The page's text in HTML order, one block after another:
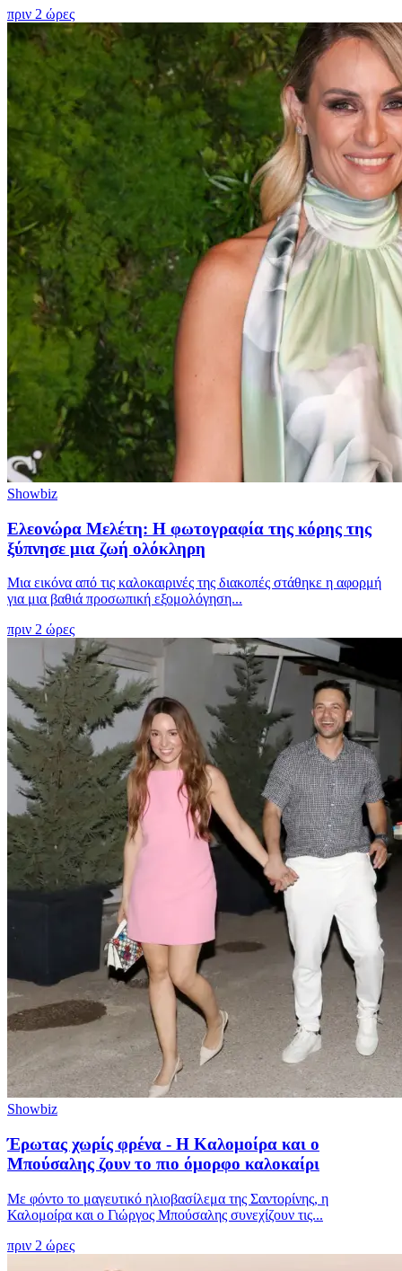
πριν 2 ώρες
Showbiz
Ελεονώρα Μελέτη: Η φωτογραφία της κόρης της
ξύπνησε μια ζωή ολόκληρη
Μια εικόνα από τις καλοκαιρινές της διακοπές στάθηκε η αφορμή
για μια βαθιά προσωπική εξομολόγηση...
πριν 2 ώρες
Showbiz
Έρωτας χωρίς φρένα - Η Καλομοίρα και ο
Μπούσαλης ζουν το πιο όμορφο καλοκαίρι
Με φόντο το μαγευτικό ηλιοβασίλεμα της Σαντορίνης, η
Καλομοίρα και ο Γιώργος Μπούσαλης συνεχίζουν τις...
πριν 2 ώρες